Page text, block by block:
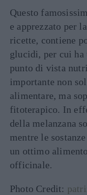
Questo
e apprezzato per
ricette, contiene
glucidi, per cui ha
punto di vista
importante non
alimentare, ma
fitoterapico. In
della melanzana
mentre le
un ottimo
officinale.
Photo Credit: